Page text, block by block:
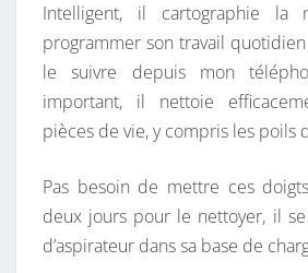
B
O
T
P
O
R
L
A
Intelligent, il cartographie la
programmer son travail
le suivre depuis mon
important, il nettoie
pièces de vie, y compris les poils
Pas besoin de mettre ces
deux jours pour le nettoyer, il
d’aspirateur dans sa base de